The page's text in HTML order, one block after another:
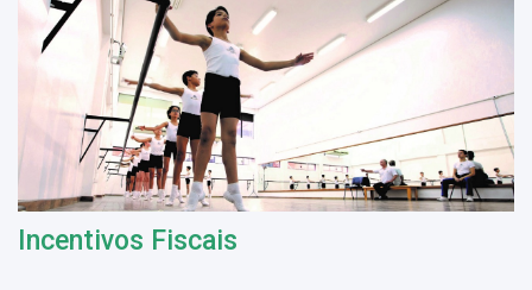
Incentivos Fiscais